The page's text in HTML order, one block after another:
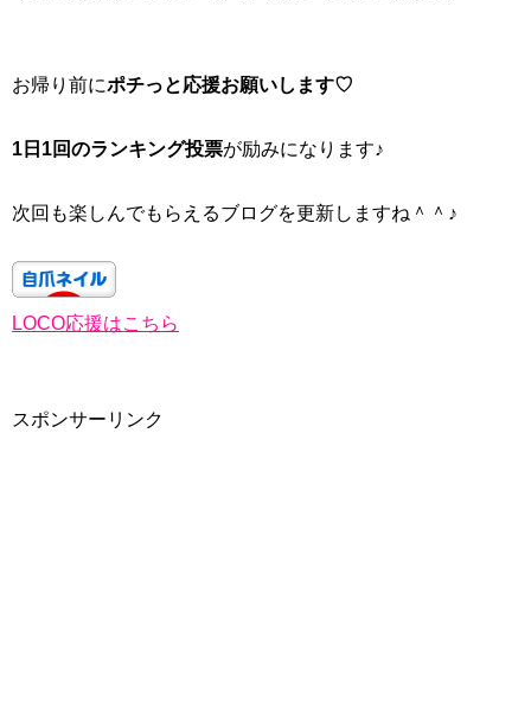
お帰り前にポチっと応援お願いします♡
1日1回のランキング投票が励みになります♪
次回も楽しんでもらえるブログを更新しますね＾＾♪
LOCO応援はこちら
スポンサーリンク